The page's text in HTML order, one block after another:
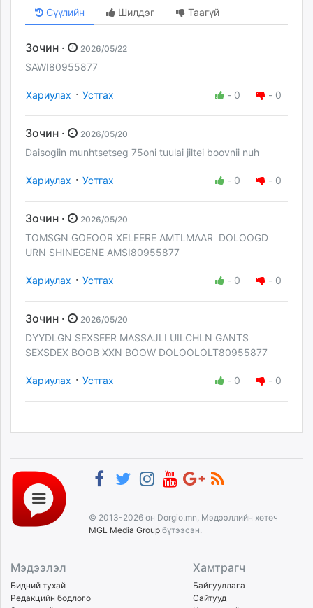
Сүүлийн Шилдэг Таагүй
Зочин · 2026/05/22
SAWI80955877
Хариулах · Устгах - 0 - 0
Зочин · 2026/05/20
Daisogiin munhtsetseg 75oni tuulai jiltei boovnii nuh
Хариулах · Устгах - 0 - 0
Зочин · 2026/05/20
TOMSGN GOEOOR XELEERE AMTLMAAR DOLOOGD
URN SHINEGENE AMSI80955877
Хариулах · Устгах - 0 - 0
Зочин · 2026/05/20
DYYDLGN SEXSEER MASSAJLI UILCHLN GANTS
SEXSDEX BOOB XXN BOOW DOLOOLOLT80955877
Хариулах · Устгах - 0 - 0
© 2013-2026 он Dorgio.mn, Мэдээллийн хөтөч
MGL Media Group бүтээсэн.
Мэдээлэл
Бидний тухай
Редакцийн бодлого
Хамтрагч
Байгууллага
Сайтууд